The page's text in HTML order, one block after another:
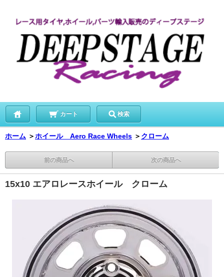
カート 検索
ホーム ＞ホイール Aero Race Wheels ＞ クローム
前の商品へ 次の商品へ
15x10 エアロレースホイール クローム